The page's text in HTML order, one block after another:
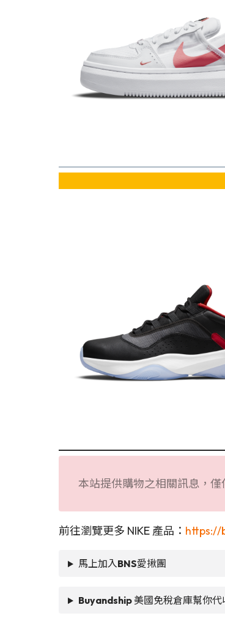
本站提供購物之相關訊息，
前往瀏覽更多 NIKE 產品： https://
馬上加入BNS愛揪團
Buyandship美國免稅倉庫幫你代